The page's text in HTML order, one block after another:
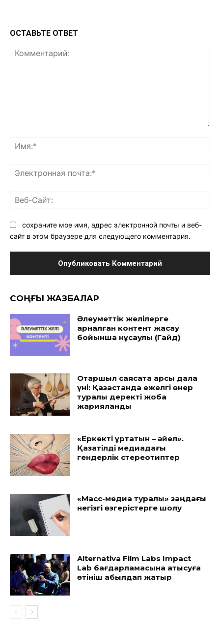
ОСТАВЬТЕ ОТВЕТ
сохраните мое имя, адрес электронной почты и веб-
сайт в этом браузере для следующего комментария.
CОҢҒЫ ЖАЗБАЛАР
Әлеуметтік желілерге
арналған контент жасау
бойынша нұсқаулық (Гайд)
Отаршыл саясатқа қарсы дала
үні: Қазақстанда ежелгі өнер
туралы деректі жоба
жарияланды
«Еркекті құртатын – әйел».
Қазақтілді медиадағы
гендерлік стереотиптер
«Масс-медиа туралы» заңдағы
негізгі өзгерістерге шолу
Alternativa Film Labs Impact
Lab бағдарламасына қатысуға
өтініш қабылдап жатыр